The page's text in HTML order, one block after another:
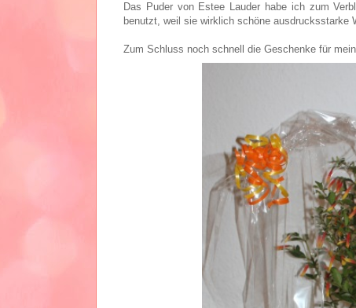
Das Puder von Estee Lauder habe ich zum
benutzt, weil sie wirklich schöne ausdrucksstarke
Zum Schluss noch schnell die Geschenke für